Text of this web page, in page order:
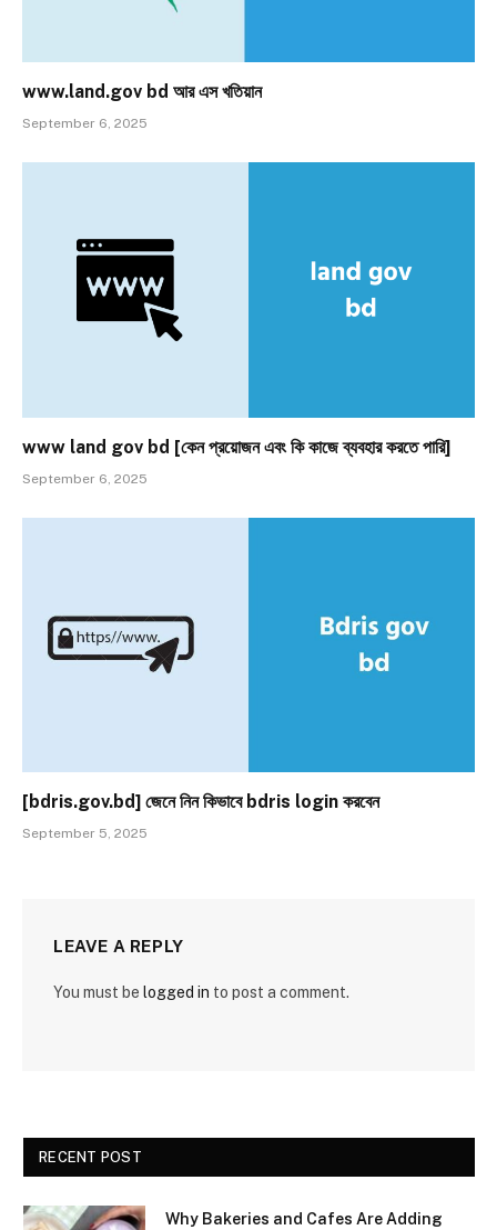
www.land.gov bd আর এস খতিয়ান
September 6, 2025
www land gov bd [কেন প্রয়োজন এবং কি কাজে ব্যবহার করতে পারি]
September 6, 2025
[bdris.gov.bd] জেনে নিন কিভাবে bdris login করবেন
September 5, 2025
LEAVE A REPLY
You must be logged in to post a comment.
RECENT POST
Why Bakeries and Cafes Are Adding